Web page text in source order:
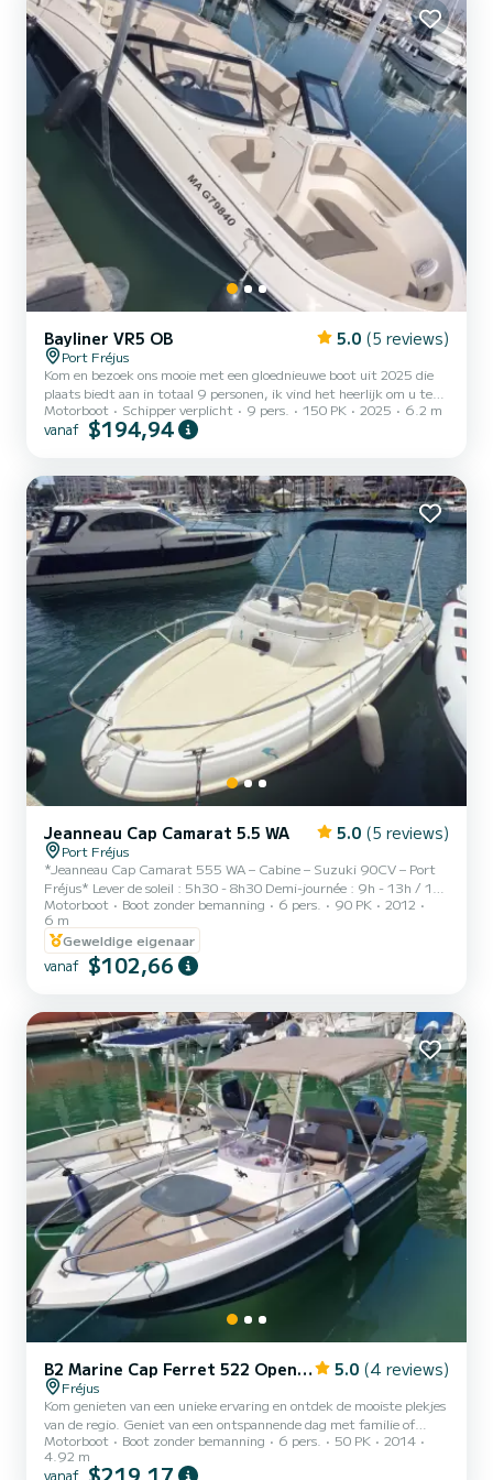
Bayliner VR5 OB 5.0 (5 reviews)
Port Fréjus
Kom en bezoek ons mooie met een gloednieuwe boot uit 2025 die
plaats biedt aan in totaal 9 personen, ik vind het heerlijk om u te
plezieren en met mijn 30 jaar ervaring in de scheepvaart zal ik goed
voor uw hele familie zorgen, of het nu gaat om een dagtocht, een
Motorboot Schipper verplicht 9 pers. 150 PK 2025 6.2 m
vanaf $194,94
Jeanneau Cap Camarat 5.5 WA 5.0 (5 reviews)
Port Fréjus
*Jeanneau Cap Camarat 555 WA – Cabine – Suzuki 90CV – Port
Fréjus* Lever de soleil : 5h30 - 8h30 Demi-journée : 9h - 13h / 14h
- 18h Journée complète : 9h - 18h Sortie en soirée : 18h30 - 21h30
Embarquez à bord de ce superbe Jeanneau Cap Camarat 555 WA
de 2011, équipé d'un moteur Suzuki 90 CV 4 temps, idéal pour
découvrir les plus beaux paysages de la Côte d'Azur au départ de
Port Fréjus. Confortable, économique et facile à piloter, ce bateau
Motorboot Boot zonder bemanning 6 pers. 90 PK
2012
6 m
Geweldige eigenaar
vanaf $102,66
B2 Marine Cap Ferret 522 Open Sport 5.0 (4 reviews)
Fréjus
Kom genieten van een unieke ervaring en ontdek de mooiste plekjes
van de regio. Geniet van een ontspannende dag met familie of
vrienden aan boord van deze prachtige Cap Ferret 522 Open.
Uitgerust met een Yamaha 50 pk 4-taktmotor, zuinig,
Motorboot Boot zonder bemanning 6 pers. 50 PK
2014
4.92 m
vanaf